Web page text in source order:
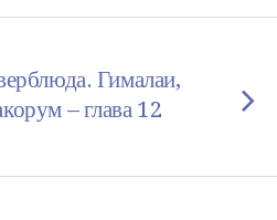
Гималаи,
– глава 12